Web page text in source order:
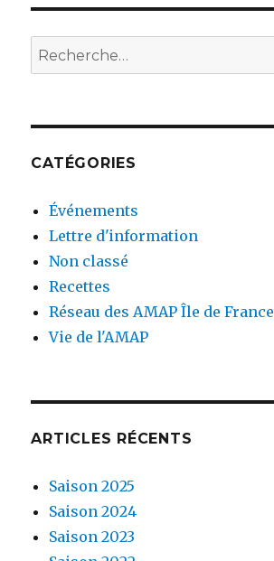
articles
Recherche
pour
CATÉGORIES
Événements
Lettre d'information
Non classé
Recettes
Réseau des AMAP Île de France
Vie de l'AMAP
ARTICLES RÉCENTS
Saison 2025
Saison 2024
Saison 2023